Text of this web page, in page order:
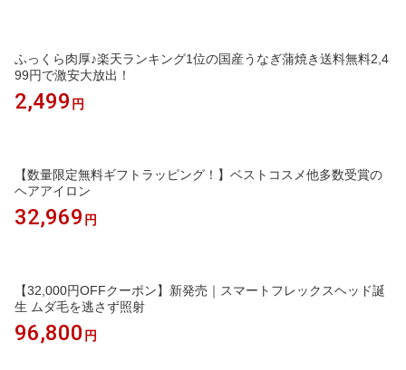
ふっくら肉厚♪楽天ランキング1位の国産うなぎ蒲焼き送料無料2,4
99円で激安大放出！
2,499 円
【数量限定無料ギフトラッピング！】ベストコスメ他多数受賞の
ヘアアイロン
32,969 円
【32,000円OFFクーポン】新発売｜スマートフレックスヘッド誕
生 ムダ毛を逃さず照射
96,800 円